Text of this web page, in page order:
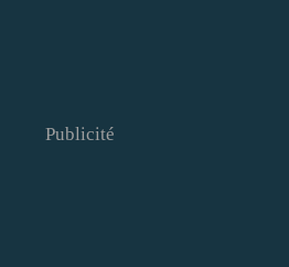
Publicité